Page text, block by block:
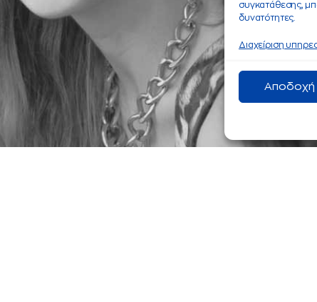
συγκατάθεσης,
δυνατότητες.
Διαχείριση
Αποδοχή